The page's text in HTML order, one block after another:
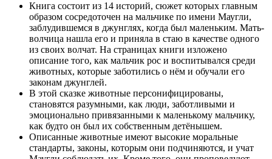
Книга состоит из 14 историй, сюжет которых главным
образом сосредоточен на мальчике по имени Маугли,
заблудившемся в джунглях, когда был маленьким. Мать-
волчица нашла его и приняла в стаю в качестве одного
из своих волчат. На страницах книги изложено
описание того, как мальчик рос и воспитывался среди
животных, которые заботились о нём и обучали его
законам джунглей.
В этой сказке животные персонифицированы,
становятся разумными, как люди, заботливыми и
эмоционально привязанными к маленькому мальчику,
как будто он был их собственным детёнышем.
Описанные животные имеют высокие моральные
стандарты, законы, которым они подчиняются, и учат